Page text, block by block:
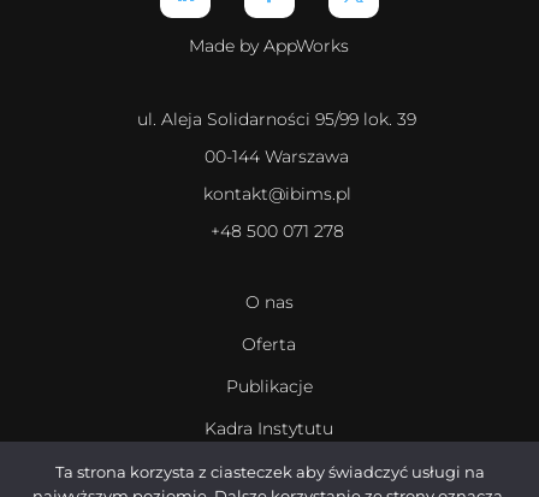
Made by AppWorks
ul. Aleja Solidarności 95/99 lok. 39
00-144 Warszawa
kontakt@ibims.pl
+48 500 071 278
O nas
Oferta
Publikacje
Kadra Instytutu
Kariera
Ta strona korzysta z ciasteczek aby świadczyć usługi na